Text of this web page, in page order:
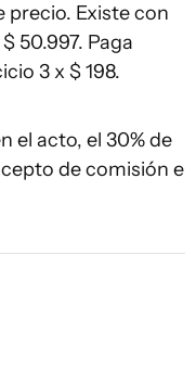
precio. Existe con
50.997. Paga
3 x $ 198.
el acto, el 30% de
de comisión e